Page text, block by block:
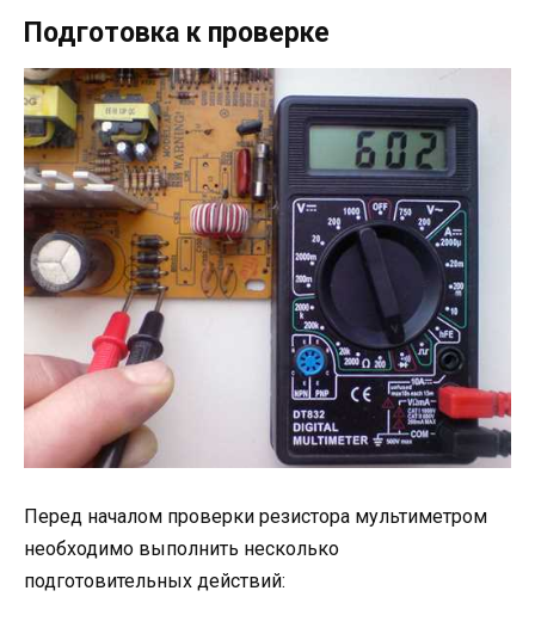
Подготовка к проверке
Перед началом проверки резистора мультиметром
необходимо выполнить несколько
подготовительных действий: